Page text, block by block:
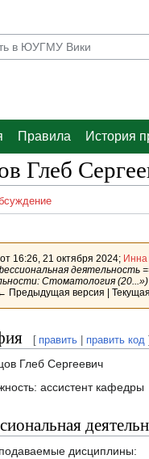
Правила История
Глеб
16:26, 21 октября 2024; Инна
деятельность
Стоматология (20...»)
Предыдущая версия |
[ править править код ]
Глеб Сергеевич
ассистент кафедры
дисциплины: